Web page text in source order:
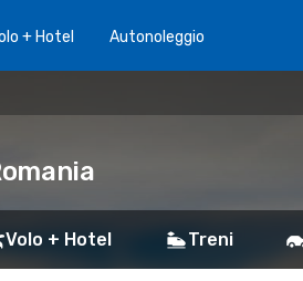
+ Hotel Autonoleggio
Volo + Hotel Treni